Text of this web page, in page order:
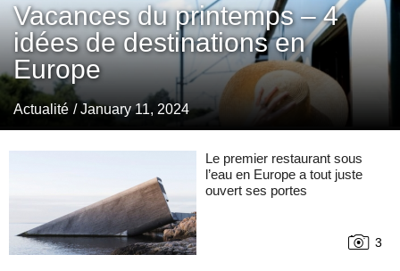
Vacances du printemps – 4
idées de destinations en
Europe
Actualité / January 11, 2024
Le premier restaurant sous
l’eau en Europe a tout juste
ouvert ses portes
3